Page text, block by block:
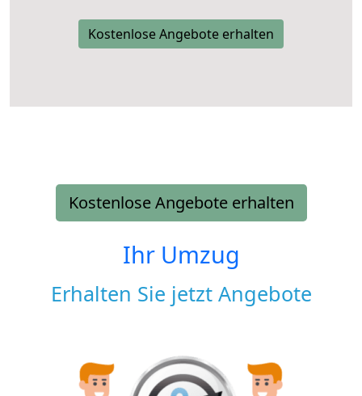
Kostenlose Angebote erhalten
Kostenlose Angebote erhalten
Ihr Umzug
Erhalten Sie jetzt Angebote